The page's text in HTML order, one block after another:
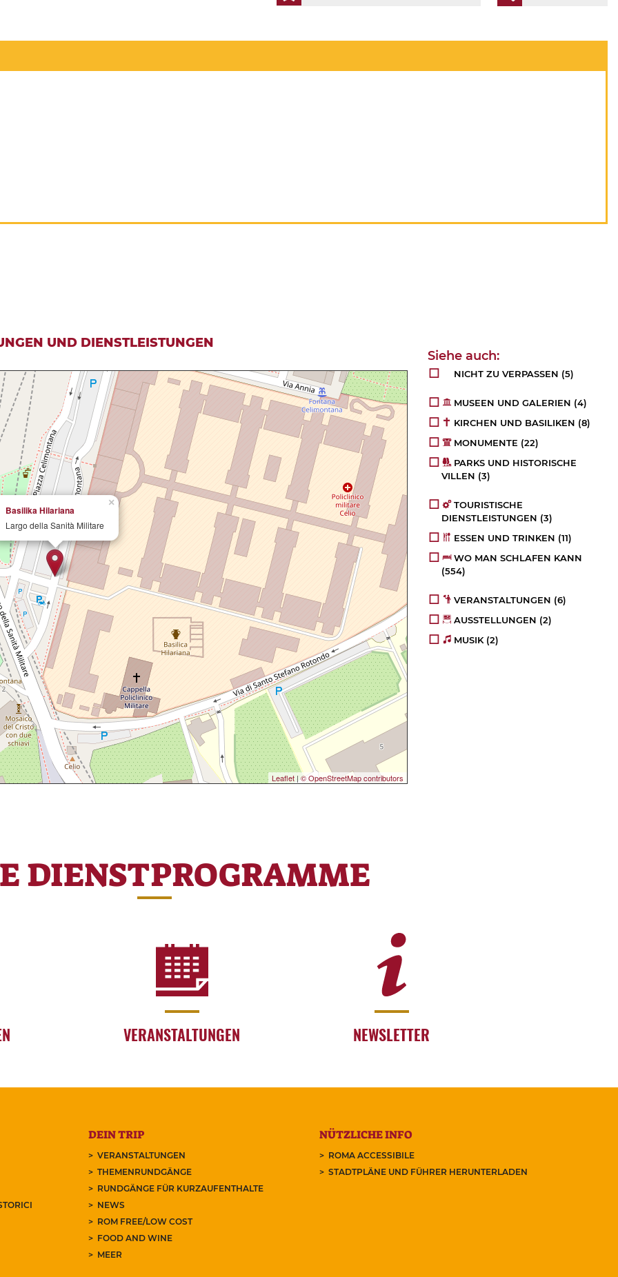
UND DIENSTLEISTUNGEN
×
Basilika Hilariana
Largo della Sanità Militare
Leaflet |© OpenStreetMap contributors
NICHT ZU VERPASSEN (5)
MUSEEN UND GALERIEN (4)
KIRCHEN UND BASILIKEN (8)
MONUMENTE (22)
PARKS UND HISTORISCHE
VILLEN (3)
TOURISTISCHE
DIENSTLEISTUNGEN (3)
ESSEN UND TRINKEN (11)
WO MAN SCHLAFEN KANN
(554)
VERANSTALTUNGEN (6)
AUSSTELLUNGEN (2)
MUSIK(2)
DIENSTPROGRAMME
VERANSTALTUNGEN NEWSLETTER
DEIN TRIP
VERANSTALTUNGEN
THEMENRUNDGÄNGE
RUNDGÄNGE FÜR KURZAUFENTHALTE
NEWS
ROM FREE/LOW COST
FOOD AND WINE
MEER
NÜTZLICHE INFO
ROMA ACCESSIBILE
STADTPLÄNE UND FÜHRER HERUNTERLADEN